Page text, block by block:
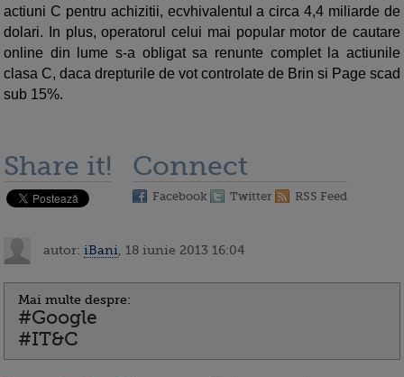
actiuni C pentru achizitii, ecvhivalentul a circa 4,4 miliarde de
dolari. In plus, operatorul celui mai popular motor de cautare
online din lume s-a obligat sa renunte complet la actiunile
clasa C, daca drepturile de vot controlate de Brin si Page scad
sub 15%.
Share it! Connect
Facebook Twitter RSS Feed
autor: iBani , 18 iunie 2013 16:04
Mai multe despre:
#Google
#IT&C